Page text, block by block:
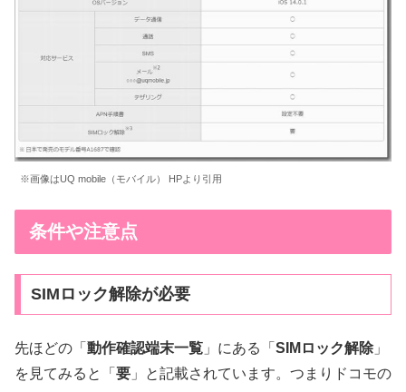
※画像はUQ mobile（モバイル） HPより引用
条件や注意点
SIMロック解除が必要
先ほどの「 動作確認端末一覧 」にある「 SIMロック解除」
を見てみると「 要 」と記載されています。つまりドコモの